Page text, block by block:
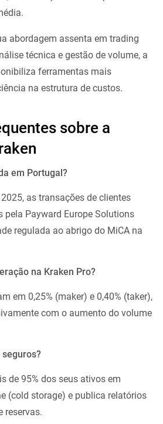
abordagem assenta em trading
técnica e gestão de volume, a
ferramentas mais
na estrutura de custos.
sobre a
em Portugal?
as transações de clientes
pela Payward Europe Solutions
regulada ao abrigo do MiCA na
na Kraken Pro?
em 0,25% (maker) e 0,40% (taker),
com o aumento do volume
de 95% dos seus ativos em
(cold storage) e publica relatórios
reservas.